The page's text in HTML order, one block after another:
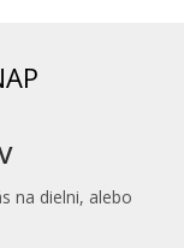
na dielni, alebo